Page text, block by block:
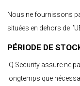
Nous ne fournissons
situées en dehors de
PÉRIODE DE
IQ Security assure ne
longtemps que